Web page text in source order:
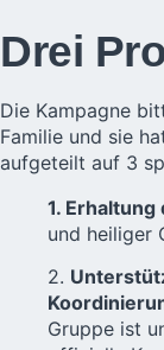
Drei
Die Kampagne
Familie und sie
aufgeteilt auf 3
1.
und heiliger
2.
Gruppe ist